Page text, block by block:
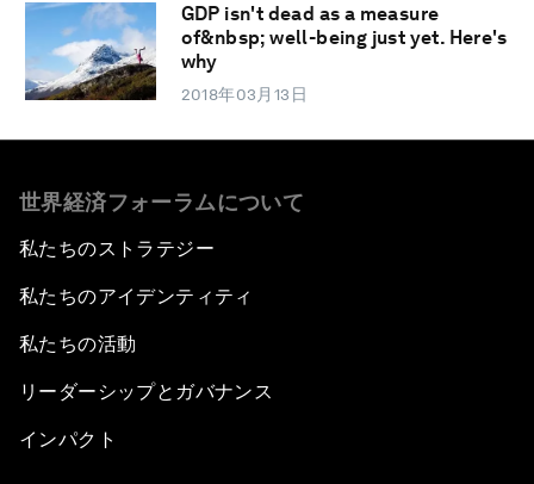
GDP isn't dead as a measure
of&nbsp; well-being just yet. Here's
why
2018年03月13日
世界経済フォーラムについて
私たちのストラテジー
私たちのアイデンティティ
私たちの活動
リーダーシップとガバナンス
インパクト